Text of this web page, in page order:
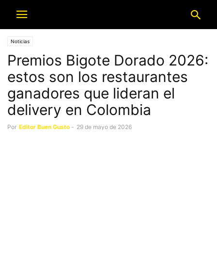
Noticias
Premios Bigote Dorado 2026:
estos son los restaurantes
ganadores que lideran el
delivery en Colombia
Por Editor Buen Gusto - 29 de mayo de 2026